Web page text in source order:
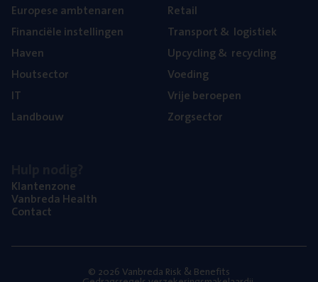
Euro­pe­se ambtenaren
Finan­ci­ë­le instellingen
Haven
Hout­sec­tor
IT
Land­bouw
Retail
Trans­port& logistiek
Upcy­cling& recycling
Voe­ding
Vrije beroe­pen
Zorg­sec­tor
Klan­ten­zo­ne
Van­b­re­da Health
Con­tact
© 2026 Vanbreda Risk & Benefits